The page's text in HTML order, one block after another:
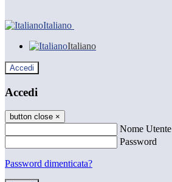
Italiano
Italiano
Accedi
Accedi
button close ×
Nome Utente
Password
Password dimenticata?